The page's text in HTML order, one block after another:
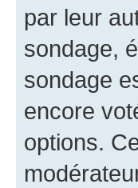
par leur
sondage,
sondage
encore
options.